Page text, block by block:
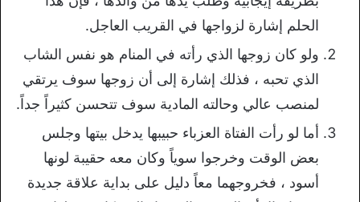
الحلم إشارة لزواجها في القريب العاجل.
ولو كان زوجها الذي رأته في المنام هو نفس الشاب
الذي تحبه ، فذلك إشارة إلى أن زوجها سوف يرتقي
لمنصب عالي وحالته المادية سوف تتحسن كثيراً جداً.
أما لو رأت الفتاة العزباء حبيبها يدخل بيتها وجلس
بعض الوقت وخرجوا سوياً وكان معه حقيبة لونها
أسود ، فخروجهما معاً دليل على بداية علاقة جديدة